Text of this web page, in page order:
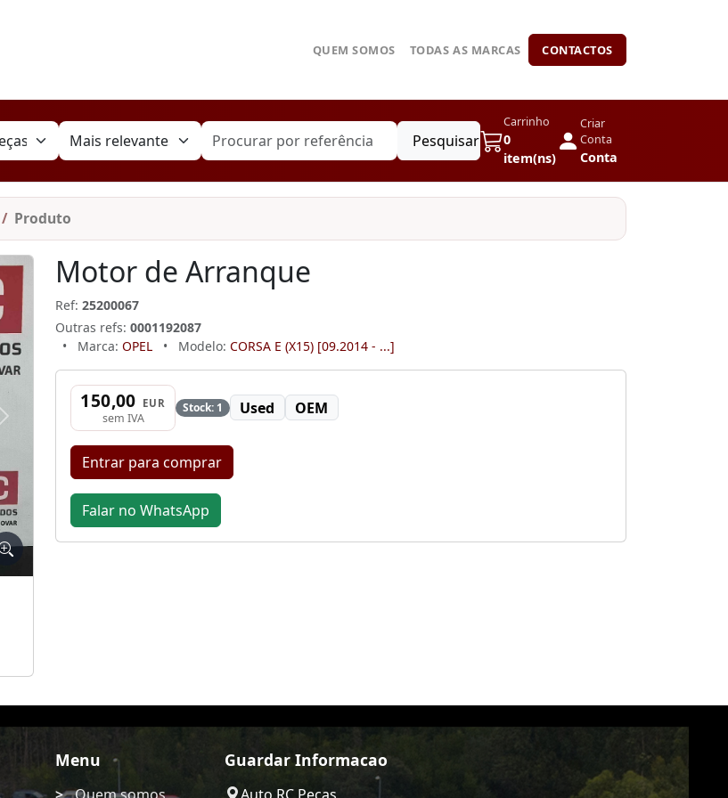
QUEM SOMOS TODAS AS MARCAS CONTACTOS
Pesquisar
Carrinho
0
item(ns)
Criar
Conta
Conta
Produto
Seguinte
Motor de Arranque
Ref: 25200067
Outras refs: 0001192087
•
Marca: OPEL • Modelo: CORSA E (X15) [09.2014 - ...]
150,00 EUR
sem IVA
Stock: 1 Used OEM
Entrar para comprar
Falar no WhatsApp
Menu Guardar Informacao